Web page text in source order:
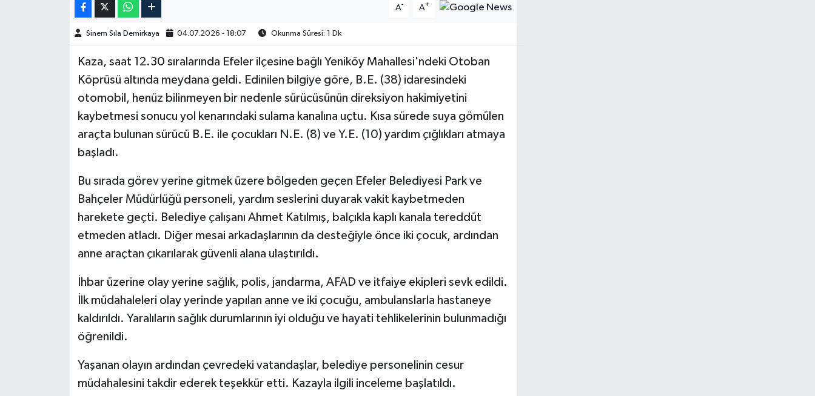
A- A+
Sinem Sıla Demirkaya 04.07.2026 - 18:07 Okunma Süresi: 1 Dk
Kaza, saat 12.30 sıralarında Efeler ilçesine bağlı Yeniköy Mahallesi'ndeki Otoban
Köprüsü altında meydana geldi. Edinilen bilgiye göre, B.E. (38) idaresindeki
otomobil, henüz bilinmeyen bir nedenle sürücüsünün direksiyon hakimiyetini
kaybetmesi sonucu yol kenarındaki sulama kanalına uçtu. Kısa sürede suya gömülen
araçta bulunan sürücü B.E. ile çocukları N.E. (8) ve Y.E. (10) yardım çığlıkları atmaya
başladı.
Bu sırada görev yerine gitmek üzere bölgeden geçen Efeler Belediyesi Park ve
Bahçeler Müdürlüğü personeli, yardım seslerini duyarak vakit kaybetmeden
harekete geçti. Belediye çalışanı Ahmet Katılmış, balçıkla kaplı kanala tereddüt
etmeden atladı. Diğer mesai arkadaşlarının da desteğiyle önce iki çocuk, ardından
anne araçtan çıkarılarak güvenli alana ulaştırıldı.
İhbar üzerine olay yerine sağlık, polis, jandarma, AFAD ve itfaiye ekipleri sevk edildi.
İlk müdahaleleri olay yerinde yapılan anne ve iki çocuğu, ambulanslarla hastaneye
kaldırıldı. Yaralıların sağlık durumlarının iyi olduğu ve hayati tehlikelerinin bulunmadığı
öğrenildi.
Yaşanan olayın ardından çevredeki vatandaşlar, belediye personelinin cesur
müdahalesini takdir ederek teşekkür etti. Kazayla ilgili inceleme başlatıldı.
Kim kimdir?
Kültür Sanat